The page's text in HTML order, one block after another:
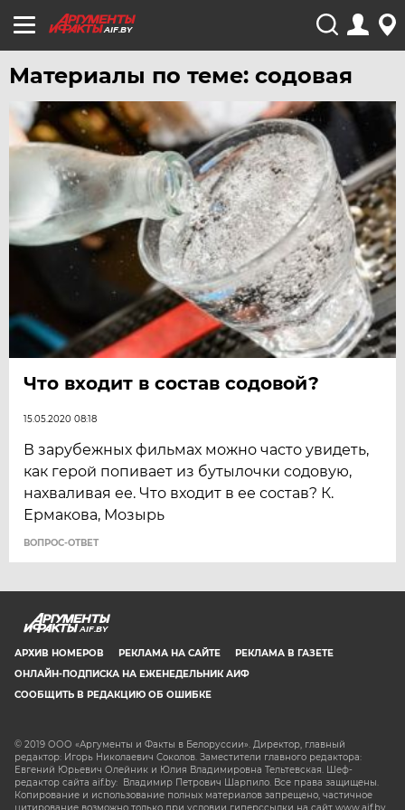
AIF.BY
Материалы по теме: содовая
Что входит в состав содовой?
15.05.2020 08:18
В зарубежных фильмах можно часто увидеть,
как герой попивает из бутылочки содовую,
нахваливая ее. Что входит в ее состав? К.
Ермакова, Мозырь
ВОПРОС-ОТВЕТ
AIF.BY
АРХИВ НОМЕРОВ РЕКЛАМА НА САЙТЕ
РЕКЛАМА В ГАЗЕТЕ
ОНЛАЙН-ПОДПИСКА НА ЕЖЕНЕДЕЛЬНИК АИФ
СООБЩИТЬ В РЕДАКЦИЮ ОБ ОШИБКЕ
© 2019 ООО «Аргументы и Факты в Белоруссии». Директор, главный
редактор: Игорь Николаевич Соколов. Заместители главного редактора:
Евгений Юрьевич Олейник и Юлия Владимировна Тельтевская. Шеф-
редактор сайта aif.by: Владимир Петрович Шарпило. Все права защищены.
Копирование и использование полных материалов запрещено, частичное